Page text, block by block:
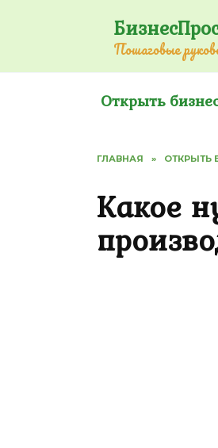
Пошаговые
Открыть
ГЛАВНАЯ » ОТКРЫТЬ
Какое